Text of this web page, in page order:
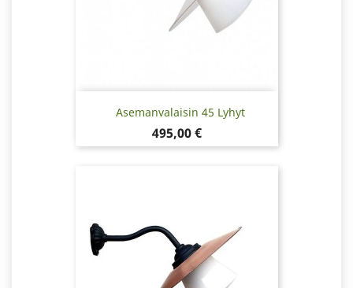
Asemanvalaisin 45 Lyhyt
Hinta
495,00 €